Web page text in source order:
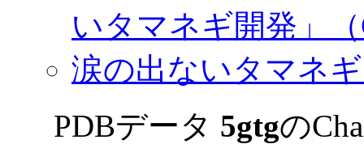
いタマネギ開発」（
涙の出ないタマネ
PDBデータ 5gtgの